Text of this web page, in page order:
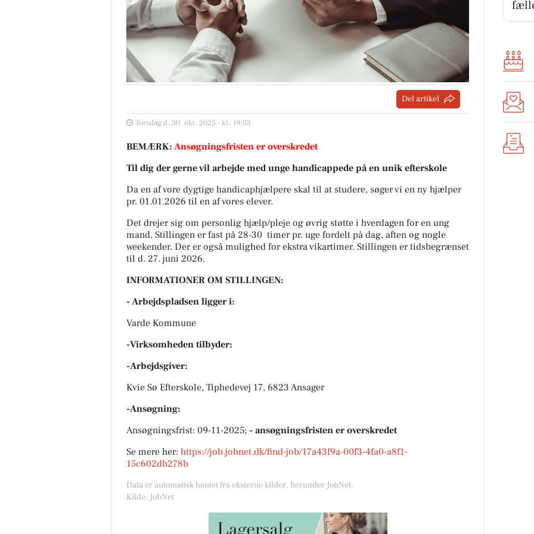
Del artikel
Torsdag d. 30. okt. 2025 - kl. 19:03
BEMÆRK: Ansøgningsfristen er overskredet
Til dig der gerne vil arbejde med unge handicappede på en unik efterskole
Da en af vore dygtige handicaphjælpere skal til at studere, søger vi en ny hjælper
pr. 01.01.2026 til en af vores elever.
Det drejer sig om personlig hjælp/pleje og øvrig støtte i hverdagen for en ung
mand. Stillingen er fast på 28-30 timer pr. uge fordelt på dag, aften og nogle
weekender. Der er også mulighed for ekstra vikartimer. Stillingen er tidsbegrænset
til d. 27. juni 2026.
INFORMATIONER OM STILLINGEN:
- Arbejdspladsen ligger i:
Varde Kommune
-Virksomheden tilbyder:
-Arbejdsgiver:
Kvie Sø Efterskole, Tiphedevej 17, 6823 Ansager
-Ansøgning:
Ansøgningsfrist: 09-11-2025; - ansøgningsfristen er overskredet
Se mere her: https://job.jobnet.dk/find-job/17a43f9a-00f3-4fa0-a8f1-
15c602db278b
Data er automatisk hentet fra eksterne kilder, herunder JobNet.
Kilde: JobNet